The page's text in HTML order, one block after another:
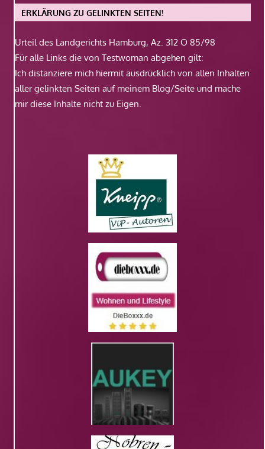
ERKLÄRUNG ZU GELINKTEN SEITEN!
Urteil des Landgerichts Hamburg, Az. 312 O 85/98
Für alle Links die von Testwoman abgehen gilt:
Ich distanziere mich hiermit ausdrücklich von allen Inhalten
aller gelinkten Seiten auf meinem Blog/Seite und mache
mir diese Inhalte nicht zu Eigen.